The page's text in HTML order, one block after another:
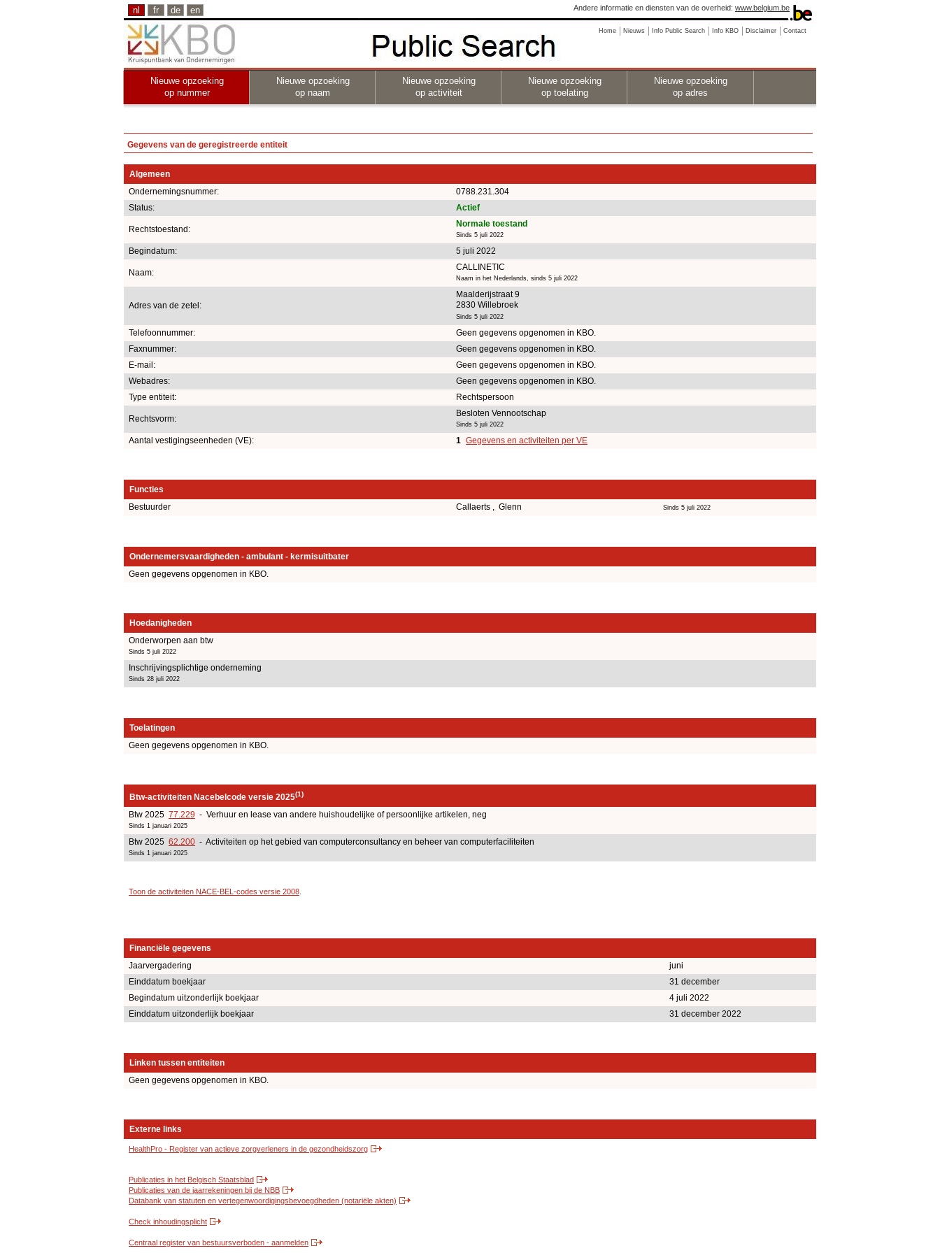
nl fr de en Andere informatie en diensten van de overheid: www.belgium.be
Home Nieuws Info Public Search Info KBO Disclaimer Contact
Nieuwe opzoeking
op nummer
Nieuwe opzoeking
op naam
Nieuwe opzoeking
op activiteit
Nieuwe opzoeking
op toelating
Nieuwe opzoeking
op adres
Gegevens van de geregistreerde entiteit
Algemeen
Ondernemingsnummer:
0788.231.304
Status:
Actief
Rechtstoestand:
Normale toestand
Sinds 5 juli 2022
Begindatum: 5 juli 2022
Naam:
CALLINETIC
Naam in het Nederlands, sinds 5 juli 2022
Adres van de zetel:
Maalderijstraat 9
2830 Willebroek
Sinds 5 juli 2022
Telefoonnummer:
Geen gegevens opgenomen in KBO.
Faxnummer:
Geen gegevens opgenomen in KBO.
E-mail:
Geen gegevens opgenomen in KBO.
Webadres:
Geen gegevens opgenomen in KBO.
Type entiteit:
Rechtspersoon
Rechtsvorm:
Besloten Vennootschap
Sinds 5 juli 2022
Aantal vestigingseenheden (VE): 1 Gegevens en activiteiten per VE
Functies
Bestuurder
Callaerts , Glenn Sinds 5 juli 2022
Ondernemersvaardigheden - ambulant - kermisuitbater
Geen gegevens opgenomen in KBO.
Hoedanigheden
Onderworpen aan btw
Sinds 5 juli 2022
Inschrijvingsplichtige onderneming
Sinds 28 juli 2022
Toelatingen
Geen gegevens opgenomen in KBO.
Btw-activiteiten Nacebelcode versie 2025(1)
Btw 2025 77.229 - Verhuur en lease van andere huishoudelijke of persoonlijke artikelen, neg
Sinds 1 januari 2025
Btw 2025 62.200 - Activiteiten op het gebied van computerconsultancy en beheer van computerfaciliteiten
Sinds 1 januari 2025
Toon de activiteiten NACE-BEL-codes versie 2008
Financiële gegevens
Jaarvergadering
juni
Einddatum boekjaar
31 december
Begindatum uitzonderlijk boekjaar
4 juli 2022
Einddatum uitzonderlijk boekjaar
31 december 2022
Linken tussen entiteiten
Geen gegevens opgenomen in KBO.
Externe links
HealthPro - Register van actieve zorgverleners in de gezondheidszorg
Publicaties in het Belgisch Staatsblad
Publicaties van de jaarrekeningen bij de NBB
Databank van statuten en vertegenwoordigingsbevoegdheden (notariële akten)
Check inhoudingsplicht
Centraal register van bestuursverboden - aanmelden